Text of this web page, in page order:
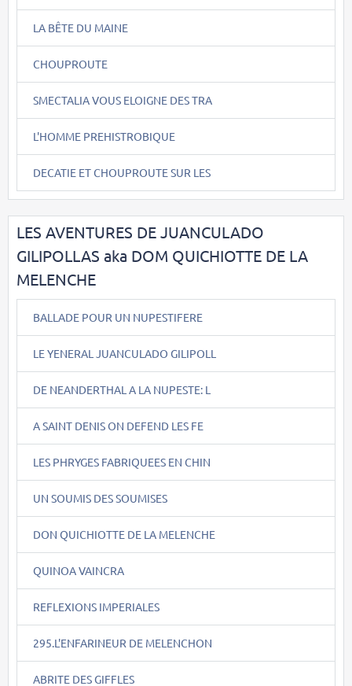
LA BÊTE DU MAINE
CHOUPROUTE
SMECTALIA VOUS ELOIGNE DES TRA
L'HOMME PREHISTROBIQUE
DECATIE ET CHOUPROUTE SUR LES
LES AVENTURES DE JUANCULADO
GILIPOLLAS aka DOM QUICHIOTTE DE LA
MELENCHE
BALLADE POUR UN NUPESTIFERE
LE YENERAL JUANCULADO GILIPOLL
DE NEANDERTHAL A LA NUPESTE: L
A SAINT DENIS ON DEFEND LES FE
LES PHRYGES FABRIQUEES EN CHIN
UN SOUMIS DES SOUMISES
DON QUICHIOTTE DE LA MELENCHE
QUINOA VAINCRA
REFLEXIONS IMPERIALES
295.L'ENFARINEUR DE MELENCHON
ABRITE DES GIFFLES